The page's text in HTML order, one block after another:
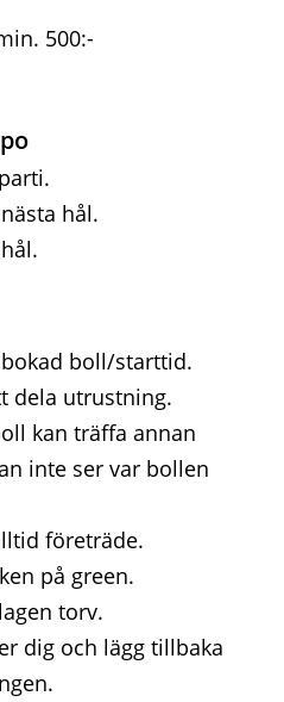
500:-
hål.
boll/starttid.
dela utrustning.
kan träffa annan
inte ser var bollen
företräde.
på green.
torv.
dig och lägg tillbaka